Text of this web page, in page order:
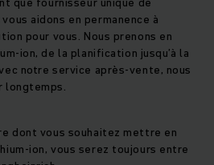
aidons en permanence à
pour vous. Nous prenons en
ion, de la planification jusqu’à la
notre service après-vente, nous
longtemps.
dont vous souhaitez mettre en
ion, vous serez toujours entre